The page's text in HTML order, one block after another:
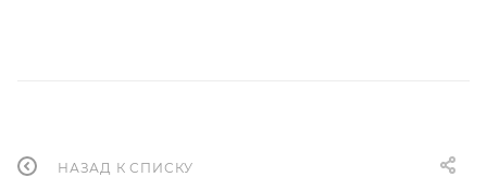
НАЗАД К СПИСКУ